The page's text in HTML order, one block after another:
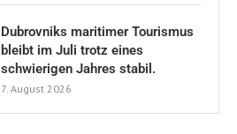
Dubrovniks maritimer Tourismus
bleibt im Juli trotz eines
schwierigen Jahres stabil.
7. August 2026